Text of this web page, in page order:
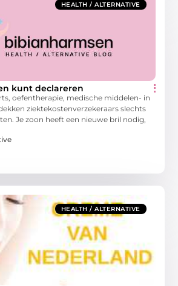
HEALTH / ALTERNATIVE
kunt declareren
oefentherapie, medische middelen- in
ziektekostenverzekeraars slechts
Je zoon heeft een nieuwe bril nodig,
HEALTH / ALTERNATIVE